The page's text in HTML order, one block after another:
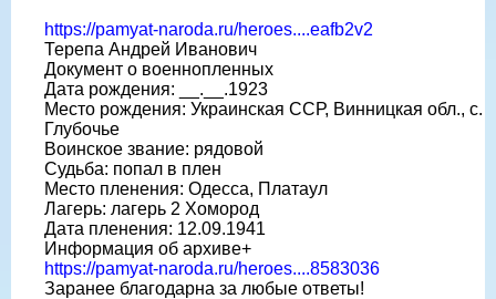
https://pamyat-naroda.ru/heroes....eafb2v2
Терепа Андрей Иванович
Документ о военнопленных
Дата рождения: __.__.1923
Место рождения: Украинская ССР, Винницкая обл., с.
Глубочье
Воинское звание: рядовой
Судьба: попал в плен
Место пленения: Одесса, Платаул
Лагерь: лагерь 2 Хомород
Дата пленения: 12.09.1941
Информация об архиве+
https://pamyat-naroda.ru/heroes....8583036
Заранее благодарна за любые ответы!